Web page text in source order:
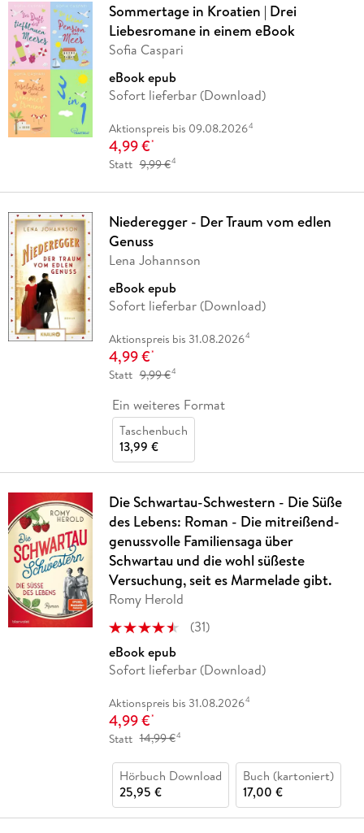
Sommertage in Kroatien | Drei
Liebesromane in einem eBook
Sofia Caspari
eBook epub
Sofort lieferbar (Download)
Aktionspreis bis 09.08.20264
4,99 €*
Statt 9,99 €4
Niederegger - Der Traum vom edlen
Genuss
Lena Johannson
eBook epub
Sofort lieferbar (Download)
Aktionspreis bis 31.08.20264
4,99 €*
Statt 9,99 €4
Ein weiteres Format
Taschenbuch
13,99 €
Die Schwartau-Schwestern - Die Süße
des Lebens: Roman - Die mitreißend-
genussvolle Familiensaga über
Schwartau und die wohl süßeste
Versuchung, seit es Marmelade gibt.
Romy Herold
(31)
eBook epub
Sofort lieferbar (Download)
Aktionspreis bis 31.08.20264
4,99 €*
Statt 14,99 €4
Hörbuch Download
25,95 €
Buch (kartoniert)
17,00 €